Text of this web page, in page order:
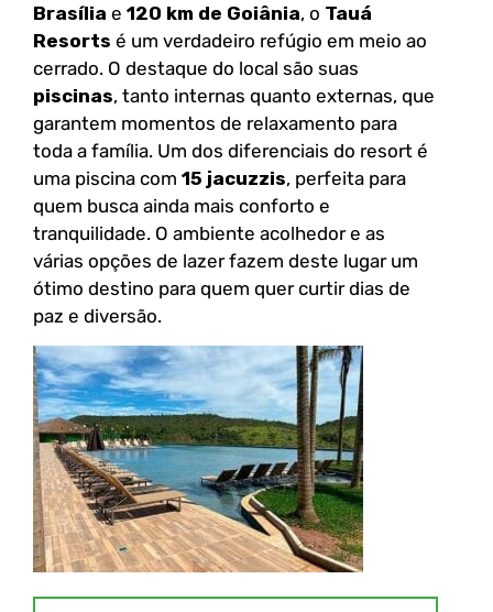
Brasília e 120 km de Goiânia, o Tauá
Resorts é um verdadeiro refúgio em meio ao
cerrado. O destaque do local são suas
piscinas, tanto internas quanto externas, que
garantem momentos de relaxamento para
toda a família. Um dos diferenciais do resort é
uma piscina com 15 jacuzzis, perfeita para
quem busca ainda mais conforto e
tranquilidade. O ambiente acolhedor e as
várias opções de lazer fazem deste lugar um
ótimo destino para quem quer curtir dias de
paz e diversão.